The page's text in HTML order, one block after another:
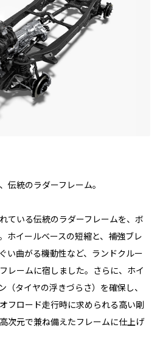
伝統のラダーフレーム。
ている伝統のラダーフレームを、ボ
ホイールベースの短縮と、補強ブレ
い曲がる機動性など、ランドクルー
レームに宿しました。さらに、ホイ
（タイヤの浮きづらさ）を確保し、
フロード走行時に求められる高い剛
次元で兼ね備えたフレームに仕上げ